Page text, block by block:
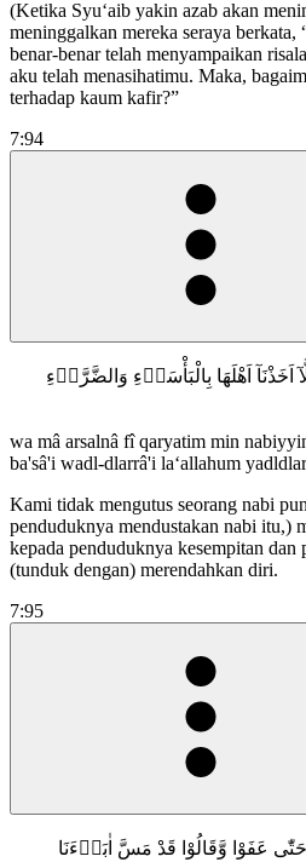
(Ketika Syuʻaib yakin azab akan
meninggalkan mereka seraya
benar-benar telah menyampaikan
aku telah menasihatimu. Maka,
terhadap kaum kafir?”
7:94
اَخَذْنَآ اَهْلَهَا بِالْبَأْسَاۤءِ وَالضَّرَّاۤءِ
wa mâ arsalnâ fî qaryatim min
ba'sâ'i wadl-dlarrâ'i la‘allahum
Kami tidak mengutus seorang nabi
penduduknya mendustakan nabi itu,)
kepada penduduknya kesempitan dan
(tunduk dengan) merendahkan diri.
7:95
حَتّٰى عَفَوْا وَّقَالُوْا قَدْ مَسَّ اٰبَاۤءَنَا